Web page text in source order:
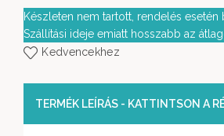
Készleten nem tartott, rendelés esetén
Szállítási ideje emiatt hosszabb az
Kedvencekhez
TERMÉK LEÍRÁS - KATTINTSON A